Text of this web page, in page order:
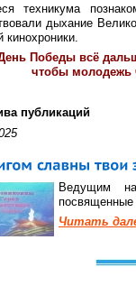
техникума
дыхание
кинохроники.
Победы всё
чтобы молодежь
публикаций
Ведущим
посвященные
Читать